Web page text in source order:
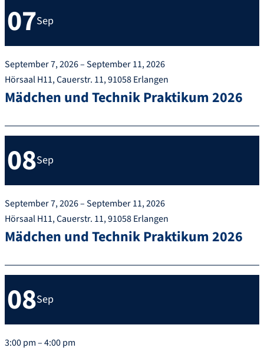
07Sep
September 7, 2026 – September 11, 2026
Mädchen und Technik Praktikum 2026
Hörsaal H11, Cauerstr. 11, 91058 Erlangen
08Sep
September 7, 2026 – September 11, 2026
Mädchen und Technik Praktikum 2026
Hörsaal H11, Cauerstr. 11, 91058 Erlangen
08Sep
3:00 pm – 4:00 pm